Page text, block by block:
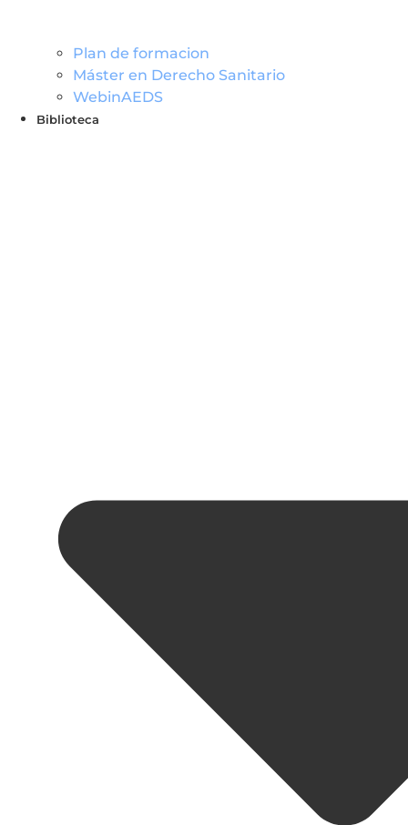
Plan de formacion
Máster en Derecho Sanitario
WebinAEDS
Biblioteca